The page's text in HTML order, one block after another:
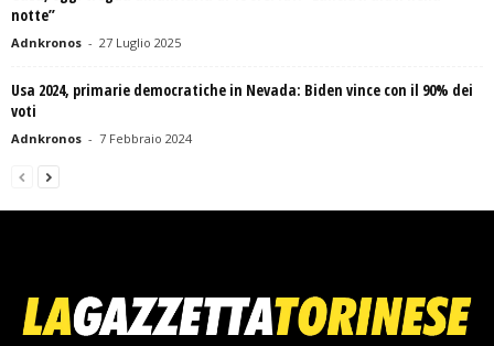
notte”
Adnkronos - 27 Luglio 2025
Usa 2024, primarie democratiche in Nevada: Biden vince con il 90% dei
voti
Adnkronos - 7 Febbraio 2024